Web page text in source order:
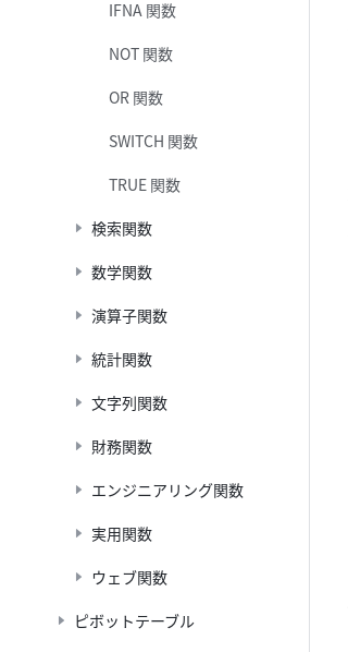
IFNA 関数
NOT 関数
OR 関数
SWITCH 関数
TRUE 関数
検索関数
数学関数
演算子関数
統計関数
文字列関数
財務関数
エンジニアリング関数
実用関数
ウェブ関数
ピボットテーブル